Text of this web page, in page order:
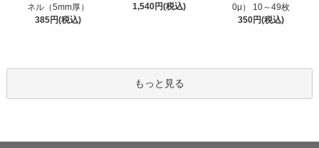
ネル（5mm厚）
385円(税込)
1,540円(税込)
0μ） 10～49枚
350円(税込)
もっと見る